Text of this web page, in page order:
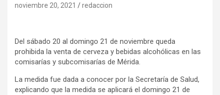
noviembre 20, 2021 redaccion
Del sábado 20 al domingo 21 de noviembre queda
prohibida la venta de cerveza y bebidas alcohólicas en las
comisarías y subcomisarías de Mérida.
La medida fue dada a conocer por la Secretaría de Salud,
explicando que la medida se aplicará el domingo 21 de